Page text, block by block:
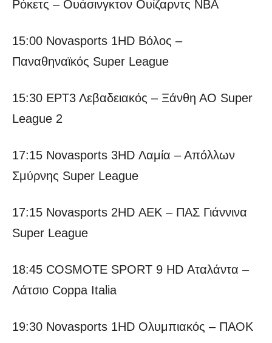
Ρόκετς – Ουάσινγκτον Ουίζαρντς NBA
15:00 Novasports 1HD Βόλος –
Παναθηναϊκός Super League
15:30 ΕΡΤ3 Λεβαδειακός – Ξάνθη ΑΟ Super
League 2
17:15 Novasports 3HD Λαμία – Απόλλων
Σμύρνης Super League
17:15 Novasports 2HD ΑΕΚ – ΠΑΣ Γιάννινα
Super League
18:45 COSMOTE SPORT 9 HD Αταλάντα –
Λάτσιο Coppa Italia
19:30 Novasports 1HD Ολυμπιακός – ΠΑΟΚ